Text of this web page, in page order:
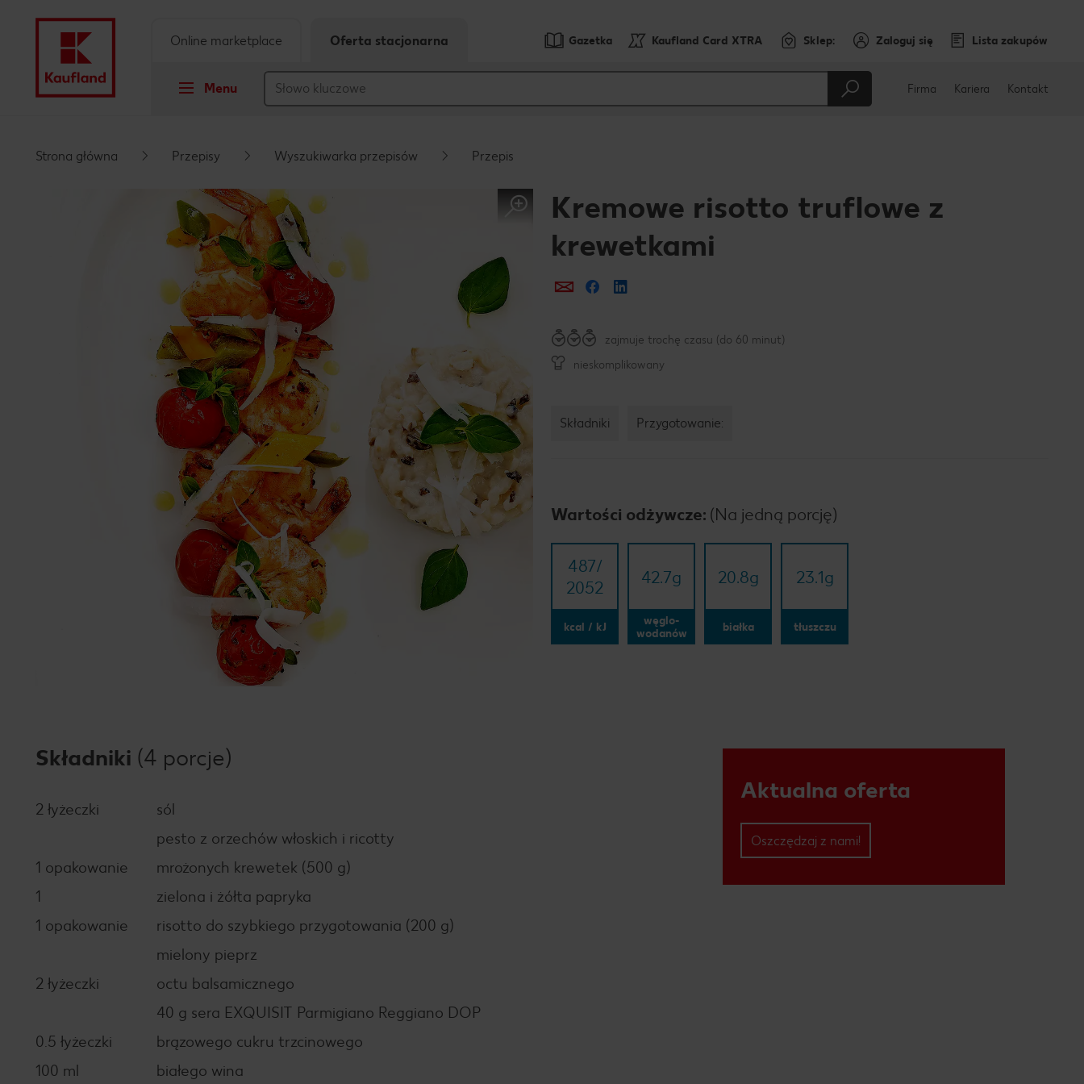
Gazetka Kaufland Card XTRA Sklep: Zaloguj się Lista zakupów
Menu
Online marketplace Oferta stacjonarna
Firma Kariera Kontakt
Strona główna Przepisy Wyszukiwarka przepisów Przepis
Kremowe risotto truflowe z
krewetkami
Prześlij e-mailem
Udostępnij na Facebooku
zajmuje trochę czasu (do 60 minut)
nieskomplikowany
Składniki Przygotowanie:
Wartości odżywcze: (Na jedną porcję)
487/​
2052
kcal / kJ
42.7g
węglo-
wodanów
20.8g
białka
23.1g
tłuszczu
Aktualna oferta
Oszczędzaj z nami!
Składniki (4 porcje)
2 łyżeczki
sól
pesto z orzechów włoskich i ricotty
1 opakowanie
mrożonych krewetek (500 g)
1
zielona i żółta papryka
1 opakowanie
risotto do szybkiego przygotowania (200 g)
mielony pieprz
2 łyżeczki
octu balsamicznego
40 g sera EXQUISIT Parmigiano Reggiano DOP
0.5 łyżeczki
brązowego cukru trzcinowego
100 ml
białego wina